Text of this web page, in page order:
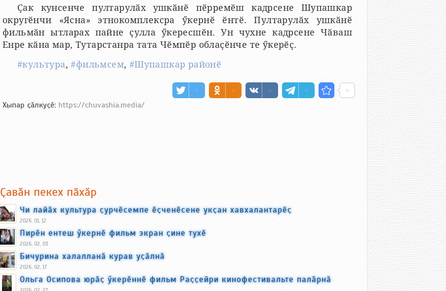
Ҫак кунсенче пултарулӑх ушкӑнӗ пӗрремӗш кадрсене Шупашкар
округӗнчи «Ясна» этнокомплексра ӳкернӗ ӗнтӗ. Пултарулӑх ушкӑнӗ
фильмӑн ытларах пайне ҫулла ӳкересшӗн. Ун чухне кадрсене Чӑваш
Енре кӑна мар, Тутарстанра тата Чӗмпӗр облаҫӗнче те ӳкерӗҫ.
#культура,#фильмсем, #Шупашкар районӗ
Хыпар ҫӑлкуҫӗ: https://chuvashia.media/
Ҫавӑн пекех пӑхӑр
Чи лайӑх культура ҫурчӗсемпе ӗҫченӗсене укҫан хавхалантарӗҫ
2026, 01, 12
Пирӗн ентеш ӳкернӗ фильм экран ҫине тухӗ
2026, 02, 03
Бичурина халалланӑ курав уҫӑлнӑ
2026, 02, 17
Ольга Осипова юрӑҫ ӳкерӗннӗ фильм Раҫҫейри кинофестивальте палӑрнӑ